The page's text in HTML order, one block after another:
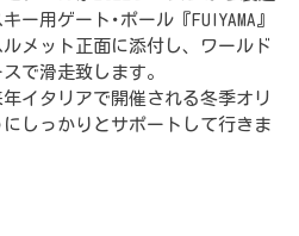
ー用ゲート･ポール『FUIYAMA』
メット正面に添付し、ワールド
で滑走致します。
イタリアで開催される冬季オリ
しっかりとサポートして行きま